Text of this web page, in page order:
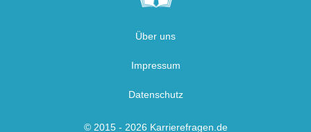
Über uns
Impressum
Datenschutz
© 2015 - 2026 Karrierefragen.de